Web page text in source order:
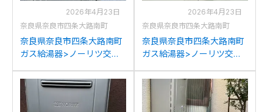
2026年4月23日
奈良県奈良市四条大路南町
奈良県奈良市四条大路南町
ガス給湯器>ノーリツ交換
GT-C2032SAWXからノー
リツGT-C2072SAW BLへ
の交換
2026年4月23日
奈良県奈良市四条大路南町
奈良県奈良市四条大路南町
ガス給湯器>ノーリツ交換
GT-C2032SAWXからノー
リツGT-C2072SAW BLへ
の交換